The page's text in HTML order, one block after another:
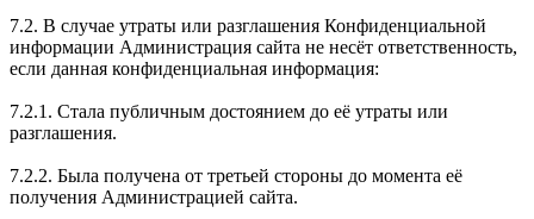
7.2. В случае утраты или разглашения Конфиденциальной
информации Администрация сайта не несёт ответственность,
если данная конфиденциальная информация:
7.2.1. Стала публичным достоянием до её утраты или
разглашения.
7.2.2. Была получена от третьей стороны до момента её
получения Администрацией сайта.